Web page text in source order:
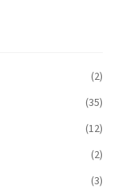
(2)
(35)
(12)
(2)
(3)